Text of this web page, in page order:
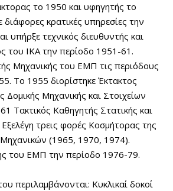
το 1950 και υφηγητής το
κρατικές υπηρεσίες την
υπήρξε τεχνικός διευθυντής και
του ΙΚΑ την περίοδο 1951-61.
Μηχανικής του ΕΜΠ τις περιόδους
Το 1955 διορίστηκε Έκτακτος
Μηχανικής και Στοιχείων
Τακτικός Καθηγητής Στατικής και
τρεις φορές Κοσμήτορας της
(1965, 1970, 1974).
του ΕΜΠ την περίοδο 1976-79.
περιλαμβάνονται: Κυκλικαί δοκοί